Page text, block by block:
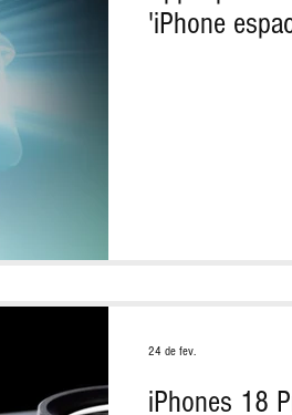
'iPhone
iPhones 18
24 de fev.